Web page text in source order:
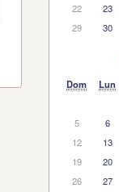
22
23
29
30
Dom Lun
5
6
12
13
19
20
26
27